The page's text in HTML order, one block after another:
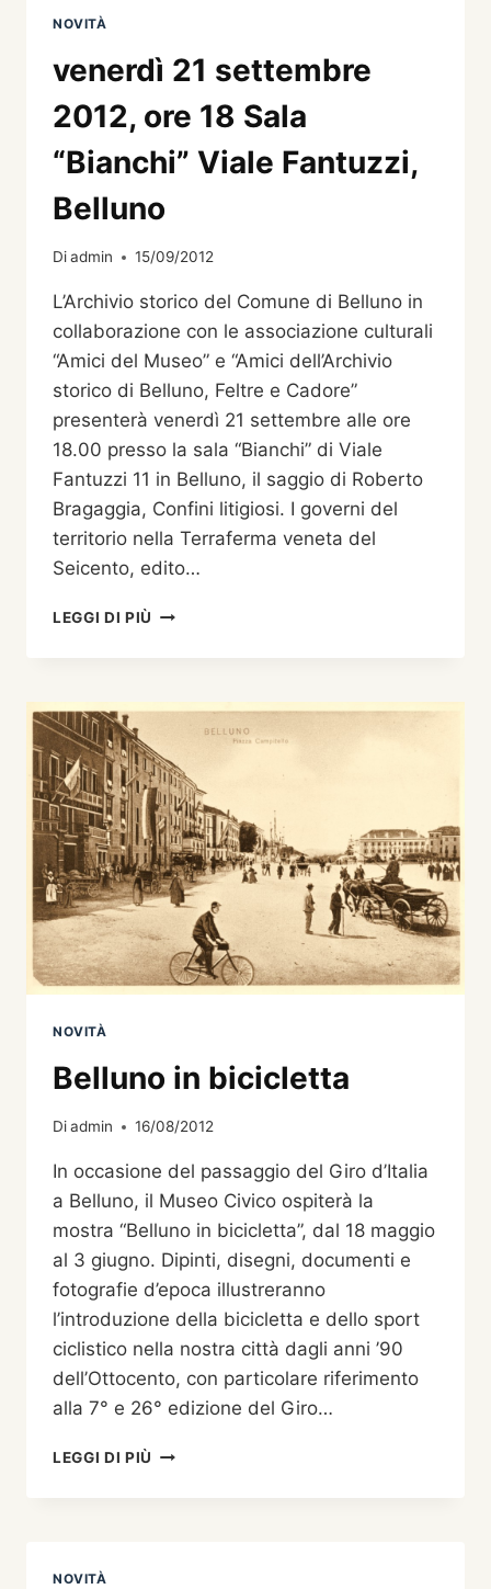
NOVITÀ
venerdì 21 settembre
2012, ore 18 Sala
“Bianchi” Viale Fantuzzi,
Belluno
Diadmin 15/09/2012
L’Archivio storico del Comune di Belluno in
collaborazione con le associazione culturali
“Amici del Museo” e “Amici dell’Archivio
storico di Belluno, Feltre e Cadore”
presenterà venerdì 21 settembre alle ore
18.00 presso la sala “Bianchi” di Viale
Fantuzzi 11 in Belluno, il saggio di Roberto
Bragaggia, Confini litigiosi. I governi del
territorio nella Terraferma veneta del
Seicento, edito…
LEGGI DI PIÙ VENERDÌ
ORE
SALA
“BIANCHI”
VIALE
FANTUZZI,
BELLUNO
NOVITÀ
Belluno in bicicletta
Diadmin 16/08/2012
In occasione del passaggio del Giro d’Italia
a Belluno, il Museo Civico ospiterà la
mostra “Belluno in bicicletta”, dal 18 maggio
al 3 giugno. Dipinti, disegni, documenti e
fotografie d’epoca illustreranno
l’introduzione della bicicletta e dello sport
ciclistico nella nostra città dagli anni ’90
dell’Ottocento, con particolare riferimento
alla 7° e 26° edizione del Giro…
LEGGI DI PIÙ BELLUNO
NOVITÀ